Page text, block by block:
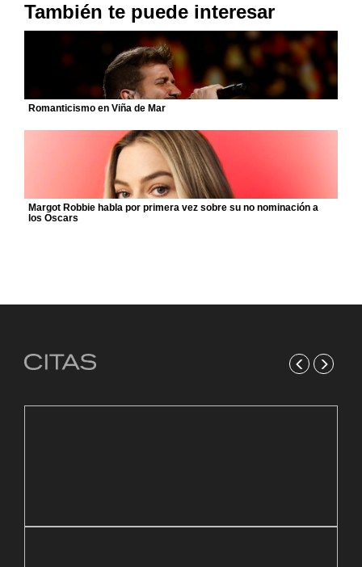
También te puede interesar
Romanticismo en Viña de Mar
Margot Robbie habla por primera vez sobre su no nominación a
los Oscars